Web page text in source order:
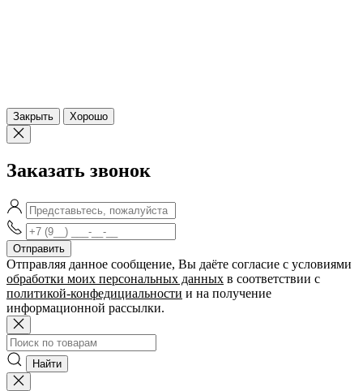
Закрыть Хорошо
Заказать звонок
Отправляя данное сообщение, Вы даёте согласие c условиями
обработки моих персональных данных в соответствии с
политикой-конфедициальности и на получение
информационной рассылки.